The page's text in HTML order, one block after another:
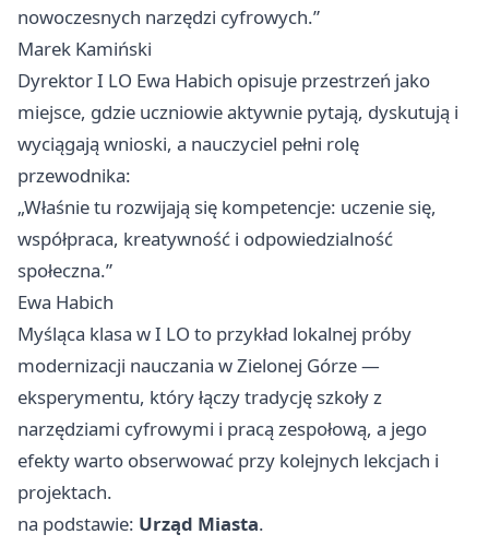
nowoczesnych narzędzi cyfrowych.”
Marek Kamiński
Dyrektor I LO Ewa Habich opisuje przestrzeń jako
miejsce, gdzie uczniowie aktywnie pytają, dyskutują i
wyciągają wnioski, a nauczyciel pełni rolę
przewodnika:
„Właśnie tu rozwijają się kompetencje: uczenie się,
współpraca, kreatywność i odpowiedzialność
społeczna.”
Ewa Habich
Myśląca klasa w I LO to przykład lokalnej próby
modernizacji nauczania w Zielonej Górze —
eksperymentu, który łączy tradycję szkoły z
narzędziami cyfrowymi i pracą zespołową, a jego
efekty warto obserwować przy kolejnych lekcjach i
projektach.
na podstawie: Urząd Miasta.